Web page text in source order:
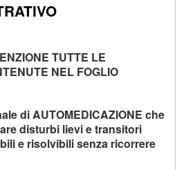
TUTTE LE
NEL FOGLIO
di AUTOMEDICAZIONE che
disturbi lievi e transitori
e risolvibili senza ricorrere